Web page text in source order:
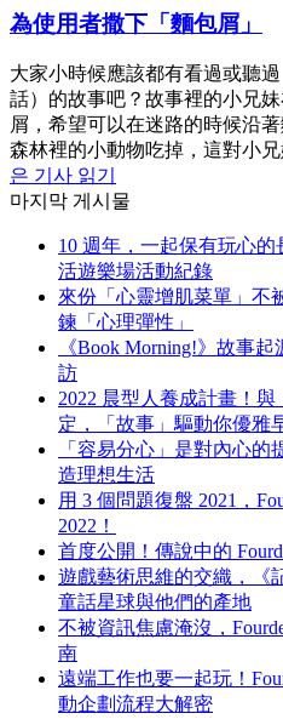
為使用者撒下「麵包屑」
大家小時候應該都有看過或聽
話）的故事吧？故事裡的小兄
屑，希望可以在迷路的時候沿
森林裡的小動物吃掉，這對小
은 기사 읽기
마지막 게시물
10 週年，一起保有玩心的
活遊樂場活動紀錄
來份「心靈增肌菜單」不
鍊「心理彈性」
《Book Morning!》故事
訪
2022 晨型人養成計畫！
定，「故事」驅動你優雅
「容易分心」是對內心的
造理想生活
用 3 個問題復盤 2021，
2022！
首度公開！傳說中的
遊戲藝術思維的交織，《
童話星球與他們的產地
不被資訊焦慮淹沒，
南
遠端工作也要一起玩！
動企劃流程大解密